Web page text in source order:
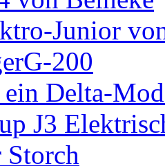
Junior
200
ein Delta-
J3
Storch